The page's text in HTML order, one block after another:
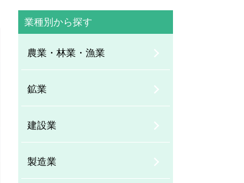
業種別から探す
農業・林業・漁業
鉱業
建設業
製造業